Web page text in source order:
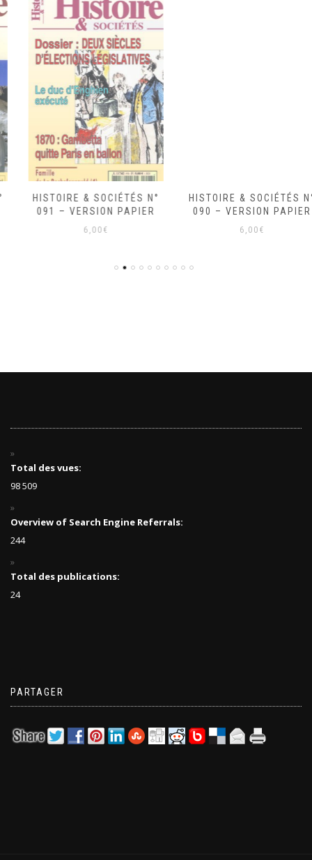
HISTOIRE & SOCIÉTÉS N°
091 – VERSION PAPIER
6,00€
HISTOIRE & SOCIÉTÉS N°
090 – VERSION PAPIER
6,00€
Total des vues:
98 509
Overview of Search Engine Referrals:
244
Total des publications:
24
PARTAGER